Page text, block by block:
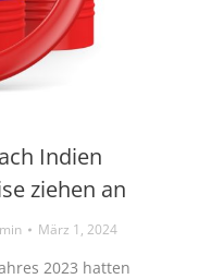
Indien
ziehen an
März 1, 2024
2023 hatten